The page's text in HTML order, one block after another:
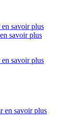
en savoir plus
savoir plus
en savoir plus
en savoir plus